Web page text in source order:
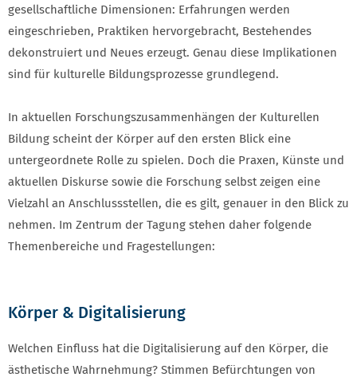
gesellschaftliche Dimensionen: Erfahrungen werden
eingeschrieben, Praktiken hervorgebracht, Bestehendes
dekonstruiert und Neues erzeugt. Genau diese Implikationen
sind für kulturelle Bildungsprozesse grundlegend.
In aktuellen Forschungszusammenhängen der Kulturellen
Bildung scheint der Körper auf den ersten Blick eine
untergeordnete Rolle zu spielen. Doch die Praxen, Künste und
aktuellen Diskurse sowie die Forschung selbst zeigen eine
Vielzahl an Anschlussstellen, die es gilt, genauer in den Blick zu
nehmen. Im Zentrum der Tagung stehen daher folgende
Themenbereiche und Fragestellungen:
Körper & Digitalisierung
Welchen Einfluss hat die Digitalisierung auf den Körper, die
ästhetische Wahrnehmung? Stimmen Befürchtungen von